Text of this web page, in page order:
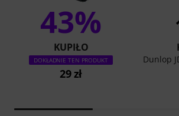
43%
KUPIŁO
DOKŁADNIE TEN PRODUKT
29 zł
Dunlop